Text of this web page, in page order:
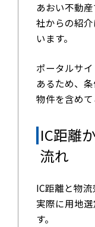
あおい不動
社からの紹
います。
ポータルサ
あるため、
物件を含めて
IC距離
流れ
IC距離と物流
実際に用地
す。